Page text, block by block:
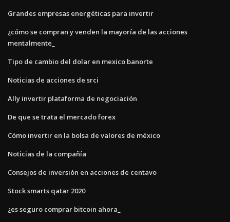
Grandes empresas energéticas para invertir
¿cómo se compran y venden la mayoría de las acciones
mentalmente_
Tipo de cambio del dolar en mexico banorte
Noticias de acciones de srci
Ally invertir plataforma de negociación
De que se trata el mercado forex
Cómo invertir en la bolsa de valores de méxico
Noticias de la compañía
Consejos de inversión en acciones de centavo
Stock smarts qatar 2020
¿es seguro comprar bitcoin ahora_